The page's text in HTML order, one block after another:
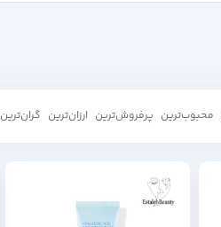
محبوب‌‌ترین پرفروش‌ترین ارزان‌ترین گران‌ترین